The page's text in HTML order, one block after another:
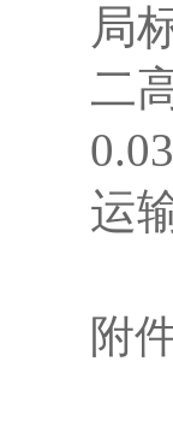
局
二
0.03
运
附